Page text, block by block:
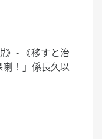
》- 《移すと治
！」係長久以